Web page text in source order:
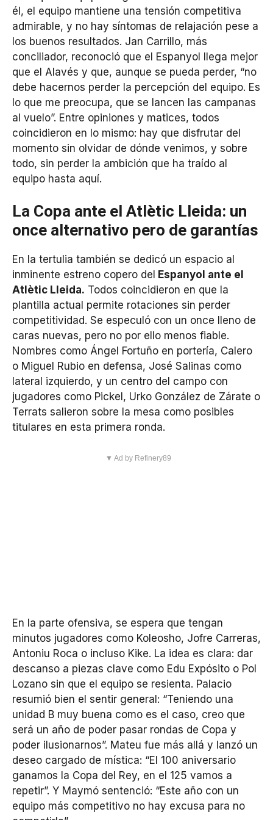
él, el equipo mantiene una tensión competitiva
admirable, y no hay síntomas de relajación pese a
los buenos resultados. Jan Carrillo, más
conciliador, reconoció que el Espanyol llega mejor
que el Alavés y que, aunque se pueda perder, “no
debe hacernos perder la percepción del equipo. Es
lo que me preocupa, que se lancen las campanas
al vuelo”. Entre opiniones y matices, todos
coincidieron en lo mismo: hay que disfrutar del
momento sin olvidar de dónde venimos, y sobre
todo, sin perder la ambición que ha traído al
equipo hasta aquí.
La Copa ante el Atlètic Lleida: un
once alternativo pero de garantías
En la tertulia también se dedicó un espacio al
inminente estreno copero del Espanyol ante el
Atlètic Lleida. Todos coincidieron en que la
plantilla actual permite rotaciones sin perder
competitividad. Se especuló con un once lleno de
caras nuevas, pero no por ello menos fiable.
Nombres como Ángel Fortuño en portería, Calero
o Miguel Rubio en defensa, José Salinas como
lateral izquierdo, y un centro del campo con
jugadores como Pickel, Urko González de Zárate o
Terrats salieron sobre la mesa como posibles
titulares en esta primera ronda.
▼ Ad by Refinery89
En la parte ofensiva, se espera que tengan
minutos jugadores como Koleosho, Jofre Carreras,
Antoniu Roca o incluso Kike. La idea es clara: dar
descanso a piezas clave como Edu Expósito o Pol
Lozano sin que el equipo se resienta. Palacio
resumió bien el sentir general: “Teniendo una
unidad B muy buena como es el caso, creo que
será un año de poder pasar rondas de Copa y
poder ilusionarnos”. Mateu fue más allá y lanzó un
deseo cargado de mística: “El 100 aniversario
ganamos la Copa del Rey, en el 125 vamos a
repetir”. Y Maymó sentenció: “Este año con un
equipo más competitivo no hay excusa para no